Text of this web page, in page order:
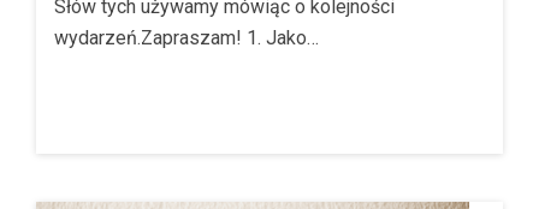
Słów tych używamy mówiąc o kolejności
wydarzeń.Zapraszam! 1. Jako…